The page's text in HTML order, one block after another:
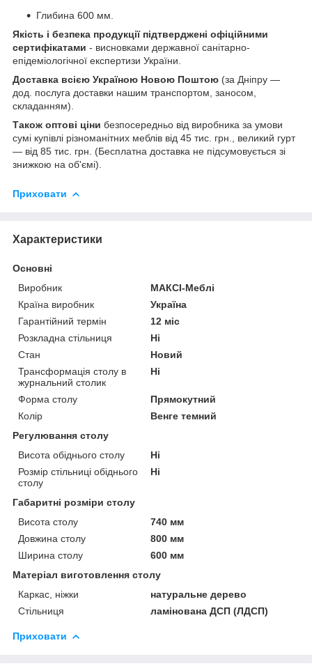
Глибина 600 мм.
Якість і безпека продукції підтверджені офіційними
сертифікатами - висновками державної санітарно-
епідеміологічної експертизи України.
Доставка всією Україною Новою Поштою (за Дніпру —
дод. послуга доставки нашим транспортом, заносом,
складанням).
Також оптові ціни безпосередньо від виробника за умови
сумі купівлі різноманітних меблів від 45 тис. грн., великий гурт
— від 85 тис. грн. (Бесплатна доставка не підсумовується зі
знижкою на об'ємі).
Приховати
Характеристики
Основні
Виробник
МАКСІ-Меблі
Країна виробник
Україна
Гарантійний термін
12 міс
Розкладна стільниця
Ні
Стан
Новий
Трансформація столу в
журнальний столик
Ні
Форма столу
Прямокутний
Колір
Венге темний
Регулювання столу
Висота обіднього столу
Ні
Розмір стільниці обіднього
столу
Ні
Габаритні розміри столу
Висота столу
740 мм
Довжина столу
800 мм
Ширина столу
600 мм
Матеріал виготовлення столу
Каркас, ніжки
натуральне дерево
Стільниця
ламінована ДСП (ЛДСП)
Приховати